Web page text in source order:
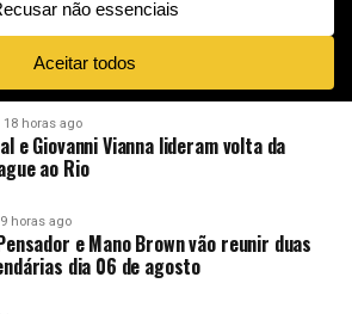
EM ALTA VÍDEOS
18 horas ago
e Giovanni Vianna lideram volta da
ao Rio
horas ago
e Mano Brown vão reunir duas
dia 06 de agosto